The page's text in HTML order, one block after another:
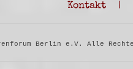
Kontakt |
Berlin e.V. Alle